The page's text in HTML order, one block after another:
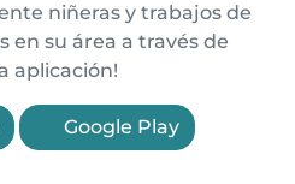
niñeras y trabajos de
en su área a través de
aplicación!
Google Play